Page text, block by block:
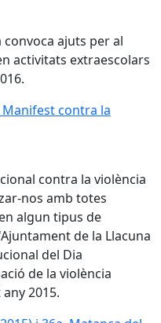
convoca ajuts per al
activitats extraescolars
contra la
contra la
contra la violència
nos amb totes
algun tipus de
de la Llacuna
del Dia
de la violència
2015.